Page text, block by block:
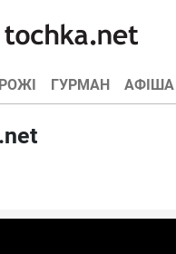
ГУРМАН АФІША